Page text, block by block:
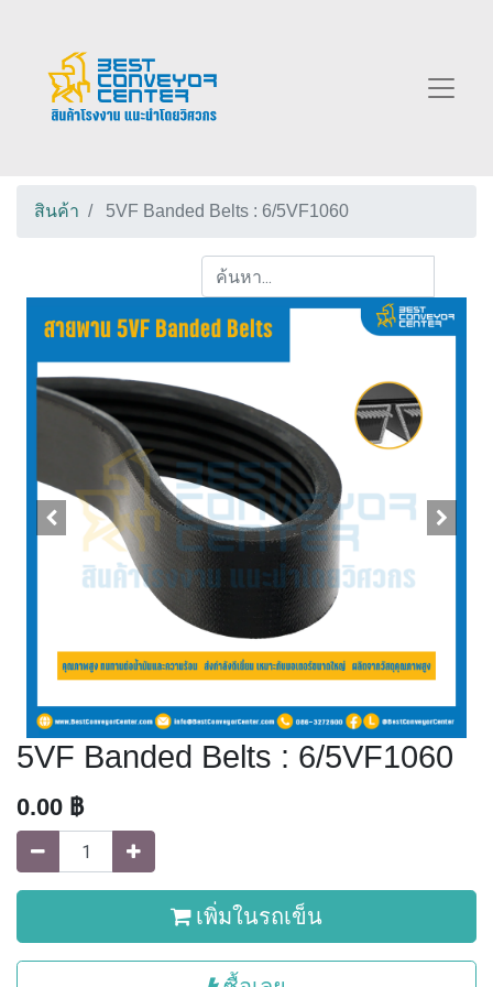
สินค้า 5VF Banded Belts : 6/5VF1060
5VF Banded Belts : 6/5VF1060
0.00 ฿
เพิ่มในรถเข็น